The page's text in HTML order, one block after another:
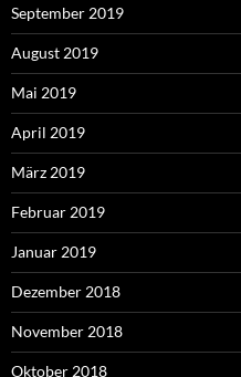
September 2019
August 2019
Mai 2019
April 2019
März 2019
Februar 2019
Januar 2019
Dezember 2018
November 2018
Oktober 2018